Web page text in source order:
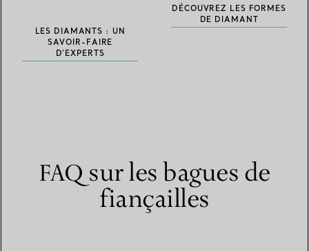
LES DIAMANTS : UN
SAVOIR-FAIRE
D’EXPERTS
DÉCOUVREZ LES FORMES
DE DIAMANT
FAQ sur les bagues de
fiançailles